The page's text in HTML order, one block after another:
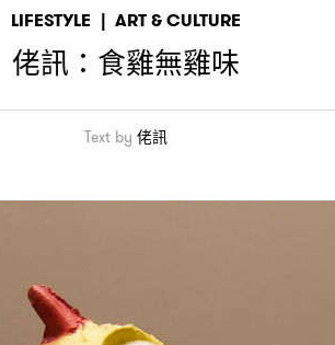
LIFESTYLE | ART & CULTURE
佬訊 ： 食雞無雞味
Text by 佬訊